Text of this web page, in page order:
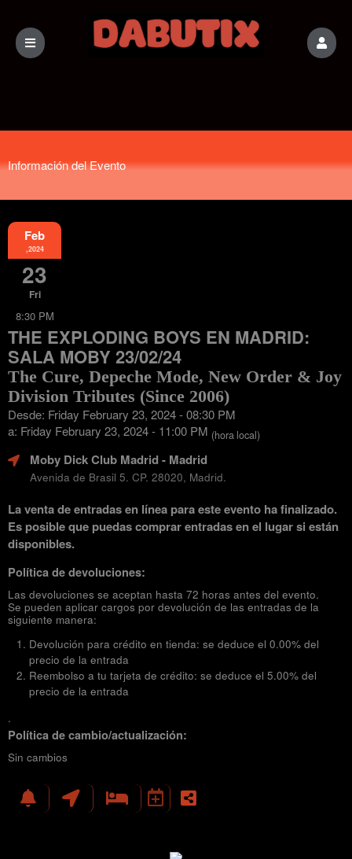
Información del Evento
Feb
,2024
23
Fri
8:30 PM
THE EXPLODING BOYS EN MADRID:
SALA MOBY 23/02/24
The Cure, Depeche Mode, New Order & Joy
Division Tributes (Since 2006)
Desde: Friday February 23, 2024 - 08:30 PM
a: Friday February 23, 2024 - 11:00 PM (hora local)
Moby Dick Club Madrid - Madrid
Avenida de Brasil 5. CP. 28020, Madrid.
La venta de entradas en línea para este evento ha finalizado.
Es posible que puedas comprar entradas en el lugar si están
disponibles.
Política de devoluciones:
Las devoluciones se aceptan hasta 72 horas antes del evento.
Se pueden aplicar cargos por devolución de las entradas de la
siguiente manera:
Devolución para crédito en tienda: se deduce el 0.00% del
precio de la entrada
Reembolso a tu tarjeta de crédito: se deduce el 5.00% del
precio de la entrada
.
Política de cambio/actualización:
Sin cambios